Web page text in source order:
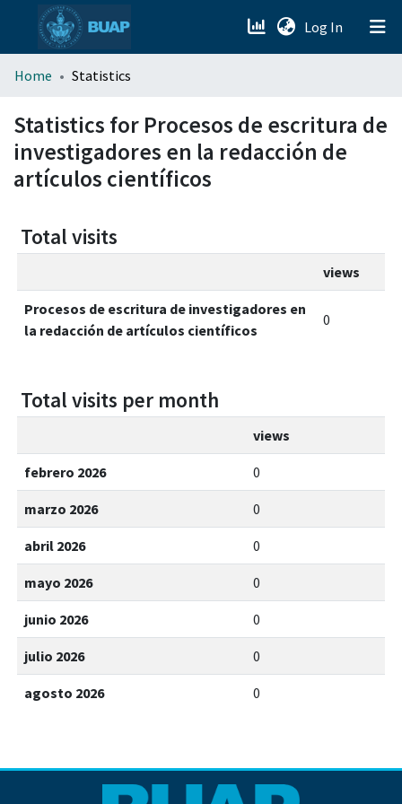
Log In (current)
menu.section.about_menu
All of DSpace
Home Statistics
Statistics for Procesos de escritura de
investigadores en la redacción de
artículos científicos
Total visits
views
Procesos de escritura de investigadores en
la redacción de artículos científicos
0
Total visits per month
views
febrero 2026 0
marzo 2026 0
abril 2026 0
mayo 2026 0
junio 2026 0
julio 2026 0
agosto 2026 0